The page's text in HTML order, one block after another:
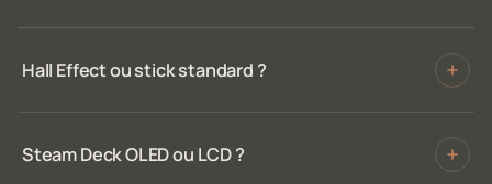
Hall Effect ou stick standard ?
Steam Deck OLED ou LCD ?